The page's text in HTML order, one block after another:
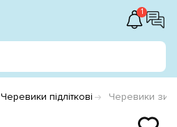
1
Черевики підліткові Черевики